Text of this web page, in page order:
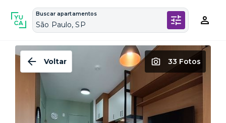
Buscar apartamentos
São Paulo, SP
Voltar 33 Fotos